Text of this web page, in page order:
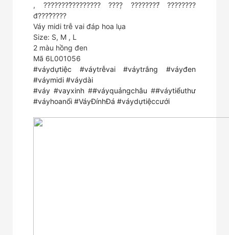
, ????????̂???????? ????̣ ????????́ ????????
đ????̂????
Váy midi trễ vai đáp hoa lụa
Size: S, M , L
2 màu hồng đen
Mã 6L001056
#váydựtiệc
#váytrễvai #váytrắng
#váyđen
#váymidi #váydài
#váy #vayxinh ##váyquảngchâu ##váytiểuthư
#váyhoanổi #VáyĐínhĐá #váydựtiệccưới